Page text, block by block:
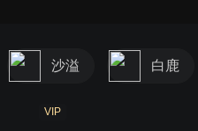
沙溢 白鹿
VIP